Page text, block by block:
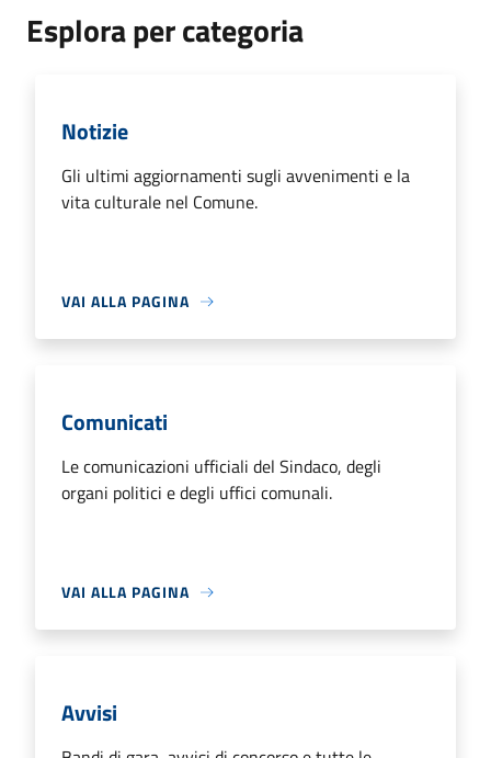
Esplora per categoria
Notizie
Gli ultimi aggiornamenti sugli avvenimenti e la
vita culturale nel Comune.
VAI ALLA PAGINA
Comunicati
Le comunicazioni ufficiali del Sindaco, degli
organi politici e degli uffici comunali.
VAI ALLA PAGINA
Avvisi